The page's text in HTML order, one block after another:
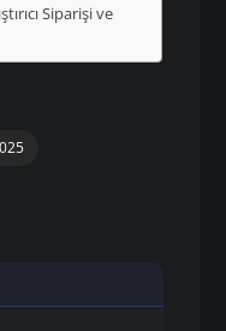
Siparişi ve